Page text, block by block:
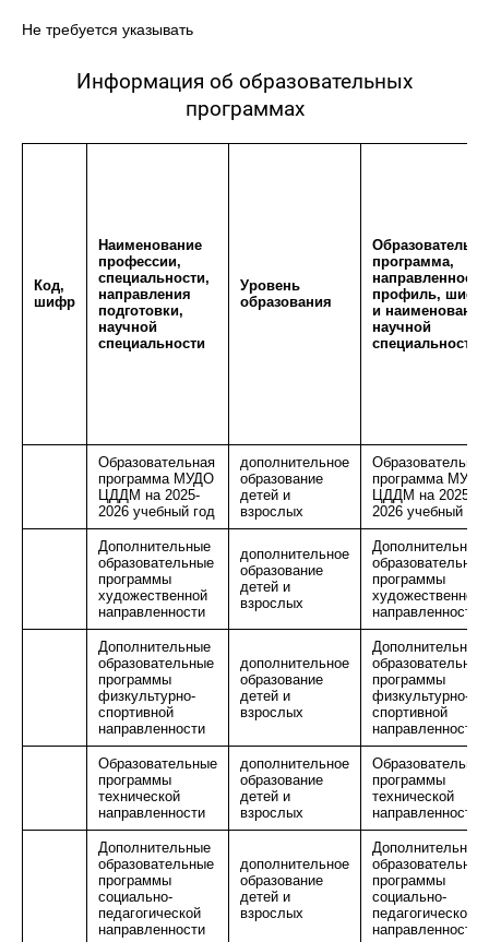
Не требуется указывать
Информация об образовательных
программах
Код,
шифр
Наименование
профессии,
специальности,
направления
подготовки,
научной
специальности
Уровень
образования
программа,
профиль, шифр
и наименование
научной
специальности
Образовательная
программа МУДО
ЦДДМ на 2025-
2026 учебный год
дополнительное
образование
детей и
взрослых
Образовательная
программа МУДО
ЦДДМ на 2025-
2026 учебный год
Дополнительные
образовательные
программы
художественной
направленности
дополнительное
образование
детей и
взрослых
Дополнительные
образовательные
программы
художественной
направленности
Дополнительные
образовательные
программы
физкультурно-
спортивной
направленности
дополнительное
образование
детей и
взрослых
Дополнительные
образовательные
программы
физкультурно-
спортивной
направленности
Образовательные
программы
технической
направленности
дополнительное
образование
детей и
взрослых
программы
технической
направленности
Дополнительные
образовательные
программы
социально-
педагогической
направленности
дополнительное
образование
детей и
взрослых
Дополнительные
образовательные
программы
социально-
педагогической
направленности